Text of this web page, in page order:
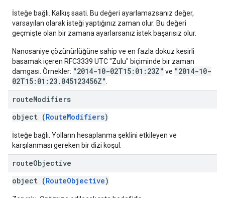
İsteğe bağlı. Kalkış saati. Bu değeri ayarlamazsanız değer,
varsayılan olarak isteği yaptığınız zaman olur. Bu değeri
geçmişte olan bir zamana ayarlarsanız istek başarısız olur.
Nanosaniye çözünürlüğüne sahip ve en fazla dokuz kesirli
basamak içeren RFC3339 UTC "Zulu" biçiminde bir zaman
damgası. Örnekler: "2014-10-02T15:01:23Z" ve "2014-10-
02T15:01:23.045123456Z"
routeModifiers
object (RouteModifiers)
İsteğe bağlı. Yolların hesaplanma şeklini etkileyen ve
karşılanması gereken bir dizi koşul.
routeObjective
object (RouteObjective)